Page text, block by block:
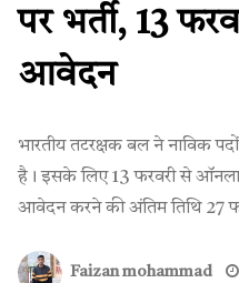
पर भर्ती, 13
आवेदन
भारतीय तटरक्षक बल ने नाविक
है। इसके लिए 13 फरवरी से
आवेदन करने की अंतिम तिथि 27
Faizan mohammad